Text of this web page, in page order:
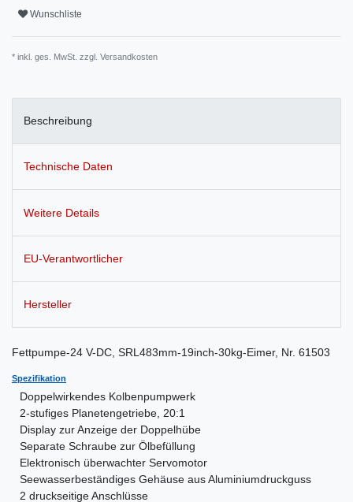
Wunschliste
* inkl. ges. MwSt. zzgl. Versandkosten
Beschreibung
Technische Daten
Weitere Details
EU-Verantwortlicher
Hersteller
Fettpumpe-24 V-DC, SRL483mm-19inch-30kg-Eimer, Nr. 61503
Spezifikation
Doppelwirkendes Kolbenpumpwerk
2-stufiges Planetengetriebe, 20:1
Display zur Anzeige der Doppelhübe
Separate Schraube zur Ölbefüllung
Elektronisch überwachter Servomotor
Seewasserbeständiges Gehäuse aus Aluminiumdruckguss
2 druckseitige Anschlüsse